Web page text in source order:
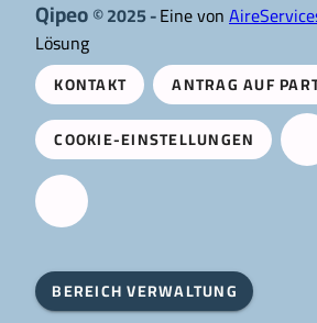
Qipeo© 2025 -Eine von
Lösung
KONTAKT
ANTRAG AUF
COOKIE-EINSTELLUNGEN
BEREICH VERWALTUNG